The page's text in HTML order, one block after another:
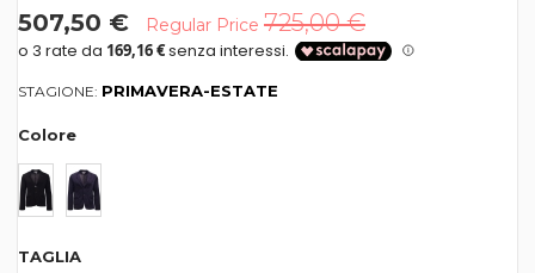
507,50 € Regular Price 725,00 €
STAGIONE: PRIMAVERA-ESTATE
Colore
TAGLIA